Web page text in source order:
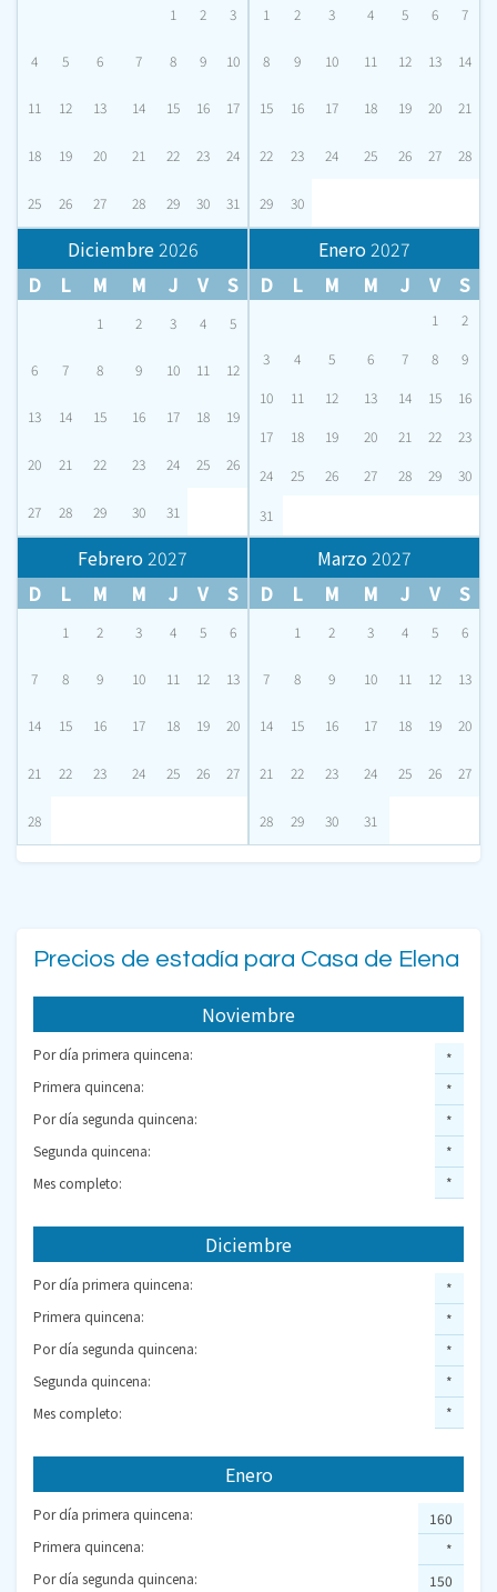
1 2 3
4 5 6 7 8 9 10
11 12 13 14 15 16 17
18 19 20 21 22 23 24
25 26 27 28 29 30 31
1 2 3 4 5 6 7
8 9 10 11 12 13 14
15 16 17 18 19 20 21
22 23 24 25 26 27 28
29 30
Diciembre2026
D
L M M J V S
1 2 3 4 5
6 7 8 9 10 11 12
13 14 15 16 17 18 19
20 21 22 23 24 25 26
27 28 29 30 31
Enero2027
D
L M M J V S
1 2
3 4 5 6 7 8 9
10 11 12 13 14 15 16
17 18 19 20 21 22 23
24 25 26 27 28 29 30
31
Febrero2027
D
L M M J V S
1 2 3 4 5 6
7 8 9 10 11 12 13
14 15 16 17 18 19 20
21 22 23 24 25 26 27
28
Marzo2027
D
L M M J V S
1 2 3 4 5 6
7 8 9 10 11 12 13
14 15 16 17 18 19 20
21 22 23 24 25 26 27
28 29 30 31
Precios de estadía para Casa de Elena
Noviembre
Por día primera quincena:
Primera quincena:
Por día segunda quincena:
Segunda quincena:
Mes completo:
*
*
*
*
*
Diciembre
Por día primera quincena:
Primera quincena:
Por día segunda quincena:
Segunda quincena:
Mes completo:
*
*
*
*
*
Enero
Por día primera quincena:
Primera quincena:
Por día segunda quincena:
160
*
150